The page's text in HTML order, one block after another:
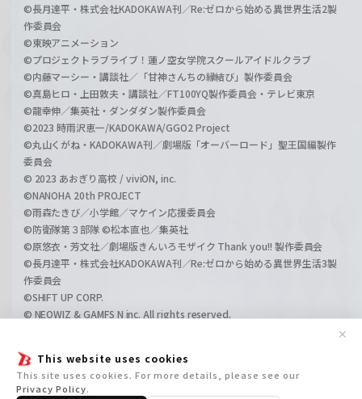
This website uses cookies
This site uses cookies. For more details, please see our
Privacy Policy.
✕
©長月達平・株式会社KADOKAWA刊／Re:ゼロから始める異世界生活2製
作委員会
©東映アニメーション
©プロジェクトラブライブ！蓮ノ空女学院スクールアイドルクラブ
©内藤マーシー・講談社／「甘神さんちの縁結び」製作委員会
©真島ヒロ・上田敦夫・講談社／FT100YQ製作委員会・テレビ東京
©龍幸伸／集英社・ダンダダン製作委員会
©2023 時雨沢恵一/KADOKAWA/GGO2 Project
©丸山くがね・KADOKAWA刊／劇場版「オーバーロード」聖王国編製作
委員会
© 2023 あおぎり高校 / viviON, inc.
©NANOHA 20th PROJECT
©雨森たきび／小学館／マケイン応援委員会
©防衛隊第３部隊 ©松本直也／集英社
©原悠衣・芳文社／劇場版きんいろモザイク Thank you!! 製作委員会
©長月達平・株式会社KADOKAWA刊／Re:ゼロから始める異世界生活3製
作委員会
©SHIFT UP CORP.
© NEOWIZ & GAMFS N inc. All rights reserved.
©GIRLS und PANZER Film Projekt
©GIRLS und PANZER Finale Projekt